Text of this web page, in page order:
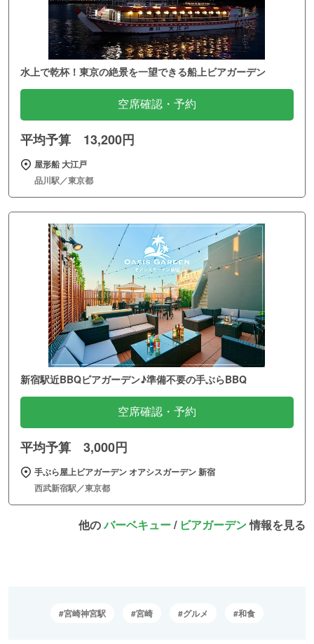
水上で乾杯！東京の絶景を一望できる船上ビアガーデン
空席確認・予約
平均予算 13,200円
屋形船 大江戸
品川駅／東京都
新宿駅近BBQビアガーデン♪準備不要の手ぶらBBQ
空席確認・予約
平均予算 3,000円
手ぶら屋上ビアガーデン オアシスガーデン 新宿
西武新宿駅／東京都
他のバーベキュー/ ビアガーデン情報を見る
宮崎神宮駅 宮崎 グルメ 和食